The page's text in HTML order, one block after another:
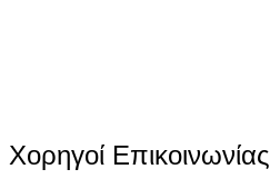
Χορηγοί Επικοινωνίας